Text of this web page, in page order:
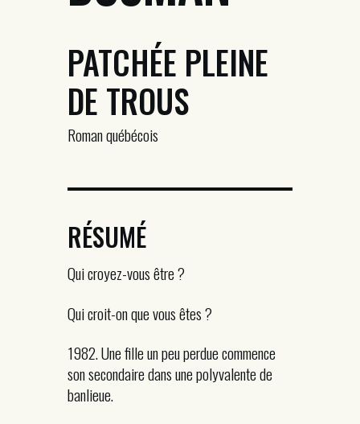
PATCHÉE PLEINE
DE TROUS
Roman québécois
RÉSUMÉ
Qui croyez-vous être ?
Qui croit-on que vous êtes ?
1982. Une fille un peu perdue commence
son secondaire dans une polyvalente de
banlieue.